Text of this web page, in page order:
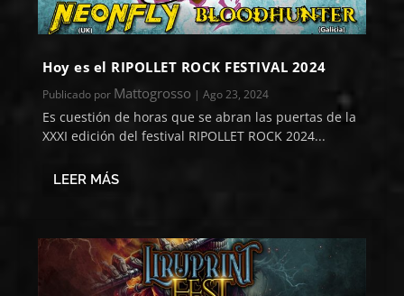
Hoy es el RIPOLLET ROCK FESTIVAL 2024
Publicado por Mattogrosso |Ago 23, 2024
Es cuestión de horas que se abran las puertas de la
XXXI edición del festival RIPOLLET ROCK 2024...
LEER MÁS